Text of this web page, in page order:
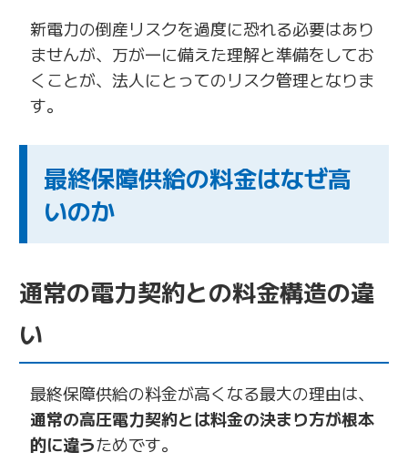
新電力の倒産リスクを過度に恐れる必要はあり
ませんが、万が一に備えた理解と準備をしてお
くことが、法人にとってのリスク管理となりま
す。
最終保障供給の料金はなぜ高
いのか
通常の電力契約との料金構造の違
い
最終保障供給の料金が高くなる最大の理由は、
通常の高圧電力契約とは料金の決まり方が根本
的に違うためです。